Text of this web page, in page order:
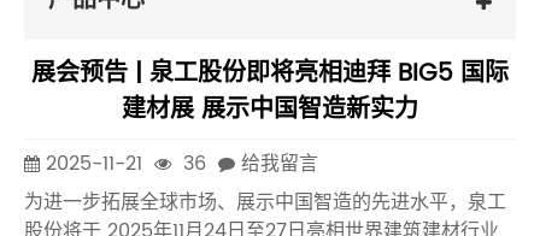
展会预告 | 泉工股份即将亮相迪拜 BIG5 国际
建材展 展示中国智造新实力
2025-11-21 36
给我留言
为进一步拓展全球市场、展示中国智造的先进水平，泉工